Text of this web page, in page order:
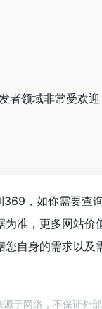
者领域非常受欢
，如你需要查
准，更多网站
自身的需求以及
于网络，不保证外